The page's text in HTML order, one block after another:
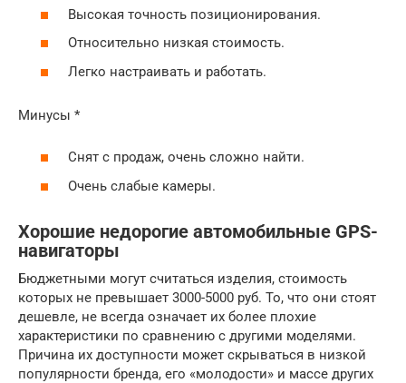
Высокая точность позиционирования.
Относительно низкая стоимость.
Легко настраивать и работать.
Минусы *
Снят с продаж, очень сложно найти.
Очень слабые камеры.
Хорошие недорогие автомобильные GPS-
навигаторы
Бюджетными могут считаться изделия, стоимость
которых не превышает 3000-5000 руб. То, что они стоят
дешевле, не всегда означает их более плохие
характеристики по сравнению с другими моделями.
Причина их доступности может скрываться в низкой
популярности бренда, его «молодости» и массе других